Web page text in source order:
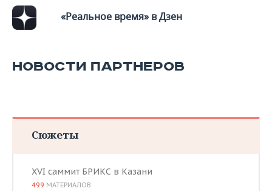
«Реальное время» в Дзен
НОВОСТИ ПАРТНЕРОВ
Сюжеты
XVI саммит БРИКС в Казани
499 МАТЕРИАЛОВ